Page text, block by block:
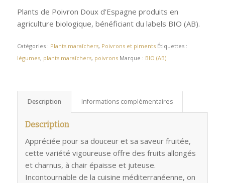
Plants de Poivron Doux d’Espagne produits en
agriculture biologique, bénéficiant du labels BIO (AB).
Catégories : Plants maraîchers, Poivrons et piments Étiquettes :
légumes, plants maraîchers, poivrons Marque : BIO (AB)
Description Informations complémentaires
Description
Appréciée pour sa douceur et sa saveur fruitée,
cette variété vigoureuse offre des fruits allongés
et charnus, à chair épaisse et juteuse.
Incontournable de la cuisine méditerranéenne, on